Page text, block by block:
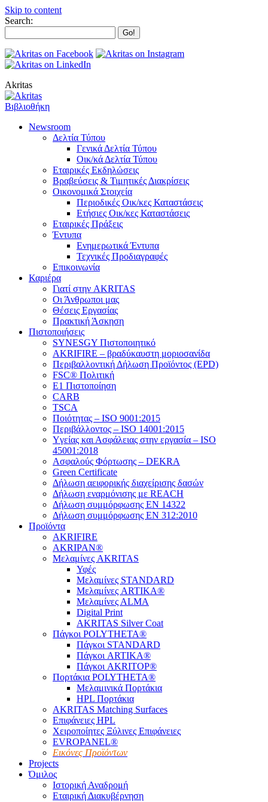
Skip to content
Search:
Akritas
Βιβλιοθήκη
Newsroom
Δελτία Τύπου
Γενικά Δελτία Τύπου
Οικ/κά Δελτία Τύπου
Εταιρικές Εκδηλώσεις
Βραβεύσεις & Τιμητικές Διακρίσεις
Οικονομικά Στοιχεία
Περιοδικές Οικ/κες Καταστάσεις
Ετήσιες Οικ/κες Καταστάσεις
Εταιρικές Πράξεις
Έντυπα
Ενημερωτικά Έντυπα
Τεχνικές Προδιαγραφές
Επικοινωνία
Καριέρα
Γιατί στην AKRITAS
Οι Άνθρωποι μας
Θέσεις Εργασίας
Πρακτική Άσκηση
Πιστοποιήσεις
SYNESGY Πιστοποιητικό
AKRIFIRE – βραδύκαυστη μοριοσανίδα
Περιβαλλοντική Δήλωση Προϊόντος (EPD)
FSC® Πολιτική
E1 Πιστοποίηση
CARB
TSCA
Πoιότητας – ISO 9001:2015
Περιβάλλοντος – ISO 14001:2015
Yγείας και Ασφάλειας στην εργασία – ISO
45001:2018
Ασφαλούς Φόρτωσης – DEKRA
Green Certificate
Δήλωση αειφορικής διαχείρισης δασών
Δήλωση εναρμόνισης με REACH
Δήλωση συμμόρφωσης EN 14322
Δήλωση συμμόρφωσης EN 312:2010
Προϊόντα
AKRIFIRE
AKRIPAN®
Μελαμίνες AKRITAS
Υφές
Μελαμίνες STANDARD
Μελαμίνες ARTIKA®
Μελαμίνες ΑLMA
Digital Print
AKRITAS Silver Coat
Πάγκοι POLYTHETA®
Πάγκοι STANDARD
Πάγκοι ARTIKA®
Πάγκοι AKRITOP®
Πορτάκια POLYTHETA®
Μελαμινικά Πορτάκια
HPL Πορτάκια
AKRITAS Matching Surfaces
Επιφάνειες HPL
Χειροποίητες Ξύλινες Επιφάνειες
EVROPANEL®
Εικόνες Προϊόντων
Projects
Όμιλος
Ιστορική Αναδρομή
Εταιρική Διακυβέρνηση